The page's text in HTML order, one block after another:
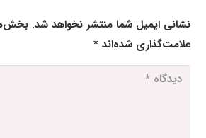
نشانی ایمیل شما منتشر نخواهد شد.
علامت‌گذاری شده‌اند*